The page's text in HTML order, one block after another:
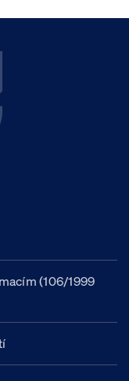
(106/1999